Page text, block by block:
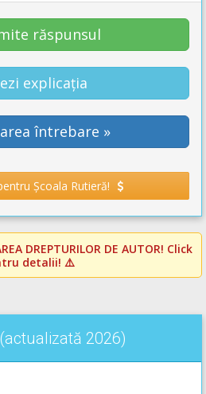
răspunsul
explicația
întrebare »
Școala Rutieră!
DREPTURILOR DE AUTOR! Click
detalii! ⚠️
2026)